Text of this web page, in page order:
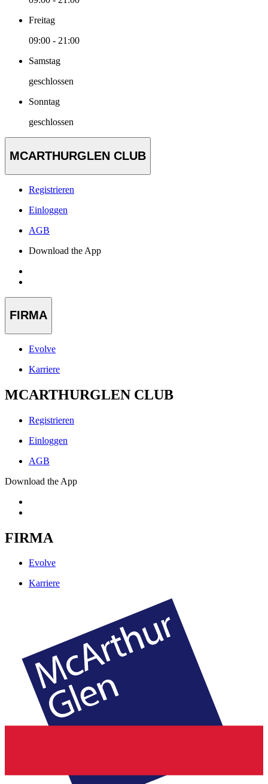
Freitag
09:00 - 21:00
Samstag
geschlossen
Sonntag
geschlossen
MCARTHURGLEN CLUB
Registrieren
Einloggen
AGB
Download the App
FIRMA
Evolve
Karriere
MCARTHURGLEN CLUB
Registrieren
Einloggen
AGB
Download the App
FIRMA
Evolve
Karriere